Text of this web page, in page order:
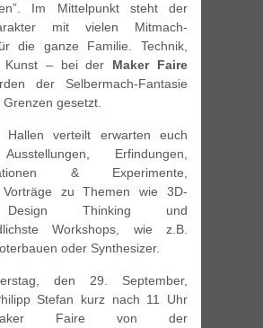
Im Mittelpunkt steht der
mit vielen Mitmach-
die ganze Familie. Technik,
Kunst – bei der Maker Faire
der Selbermach-Fantasie
Grenzen gesetzt.
Hallen verteilt erwarten euch
Erfindungen,
& Experimente,
Vorträge zu Themen wie 3D-
Thinking und
Workshops, wie z.B.
oder Synthesizer.
den 29. September,
Stefan kurz nach 11 Uhr
Faire von der